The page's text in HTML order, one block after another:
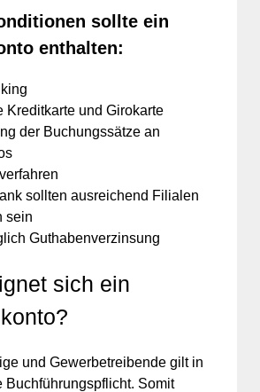
sollte ein
enthalten:
Kreditkarte und Girokarte
der Buchungssätze an
sollten ausreichend Filialen
sein
Guthabenverzinsung
sich ein
und Gewerbetreibende gilt in
Buchführungspflicht. Somit